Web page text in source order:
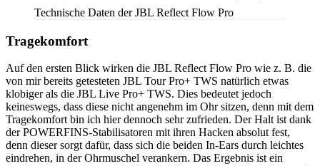
Technische Daten der JBL Reflect Flow Pro
Tragekomfort
Auf den ersten Blick wirken die JBL Reflect Flow Pro wie z. B. die
von mir bereits getesteten JBL Tour Pro+ TWS natürlich etwas
klobiger als die JBL Live Pro+ TWS. Dies bedeutet jedoch
keineswegs, dass diese nicht angenehm im Ohr sitzen, denn mit dem
Tragekomfort bin ich hier dennoch sehr zufrieden. Der Halt ist dank
der POWERFINS-Stabilisatoren mit ihren Hacken absolut fest,
denn dieser sorgt dafür, dass sich die beiden In-Ears durch leichtes
eindrehen, in der Ohrmuschel verankern. Das Ergebnis ist ein